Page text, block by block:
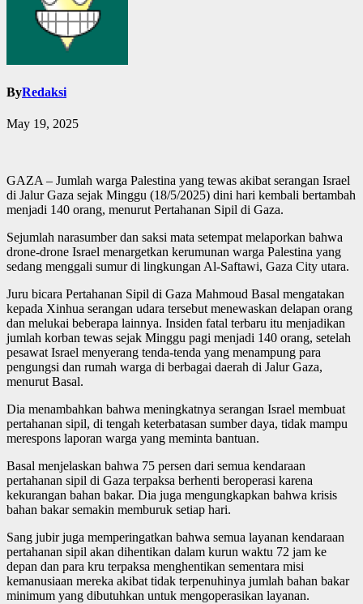
ByRedaksi
May 19, 2025
GAZA – Jumlah warga Palestina yang tewas akibat serangan Israel
di Jalur Gaza sejak Minggu (18/5/2025) dini hari kembali bertambah
menjadi 140 orang, menurut Pertahanan Sipil di Gaza.
Sejumlah narasumber dan saksi mata setempat melaporkan bahwa
drone-drone Israel menargetkan kerumunan warga Palestina yang
sedang menggali sumur di lingkungan Al-Saftawi, Gaza City utara.
Juru bicara Pertahanan Sipil di Gaza Mahmoud Basal mengatakan
kepada Xinhua serangan udara tersebut menewaskan delapan orang
dan melukai beberapa lainnya. Insiden fatal terbaru itu menjadikan
jumlah korban tewas sejak Minggu pagi menjadi 140 orang, setelah
pesawat Israel menyerang tenda-tenda yang menampung para
pengungsi dan rumah warga di berbagai daerah di Jalur Gaza,
menurut Basal.
Dia menambahkan bahwa meningkatnya serangan Israel membuat
pertahanan sipil, di tengah keterbatasan sumber daya, tidak mampu
merespons laporan warga yang meminta bantuan.
Basal menjelaskan bahwa 75 persen dari semua kendaraan
pertahanan sipil di Gaza terpaksa berhenti beroperasi karena
kekurangan bahan bakar. Dia juga mengungkapkan bahwa krisis
bahan bakar semakin memburuk setiap hari.
Sang jubir juga memperingatkan bahwa semua layanan kendaraan
pertahanan sipil akan dihentikan dalam kurun waktu 72 jam ke
depan dan para kru terpaksa menghentikan sementara misi
kemanusiaan mereka akibat tidak terpenuhinya jumlah bahan bakar
minimum yang dibutuhkan untuk mengoperasikan layanan.